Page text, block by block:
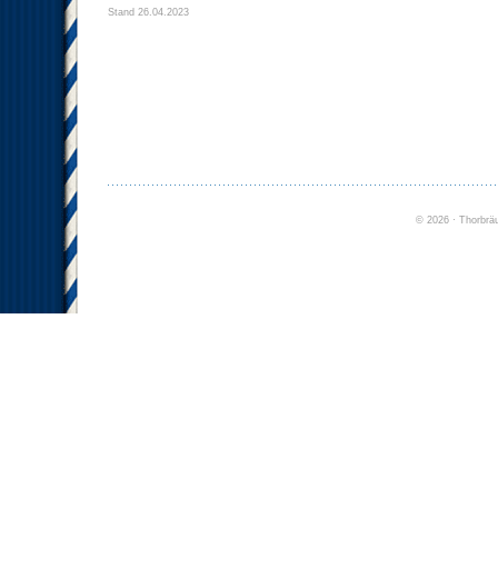
Stand 26.04.2023
© 2026 ·